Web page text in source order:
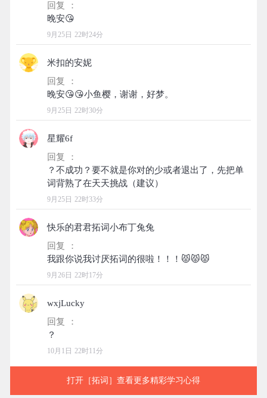
回复 ：
9月25日 22时24分
米扣的安妮
回复 ：
9月25日 22时30分
星耀6f
回复 ：
？不成功？要不就是你对的少或者退出了，先把单
9月25日 22时33分
快乐的君君拓词小布丁兔兔
回复 ：
9月26日 22时17分
wxjLucky
回复 ：
10月1日 22时11分
打开［拓词］查看更多精彩学习心得